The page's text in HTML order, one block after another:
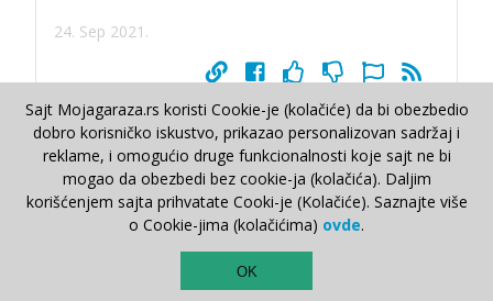
24. Sep 2021.
Vukasin Molerovic
24. Sep 2021.
Pogledaj ler motorić ili map maf sensor...
Sajt Mojagaraza.rs koristi Cookie-je (kolačiće) da bi obezbedio
dobro korisničko iskustvo, prikazao personalizovan sadržaj i
reklame, i omogućio druge funkcionalnosti koje sajt ne bi
mogao da obezbedi bez cookie-ja (kolačića). Daljim
korišćenjem sajta prihvatate Cooki-je (Kolačiće). Saznajte više
o Cookie-jima (kolačićima) ovde.
OK